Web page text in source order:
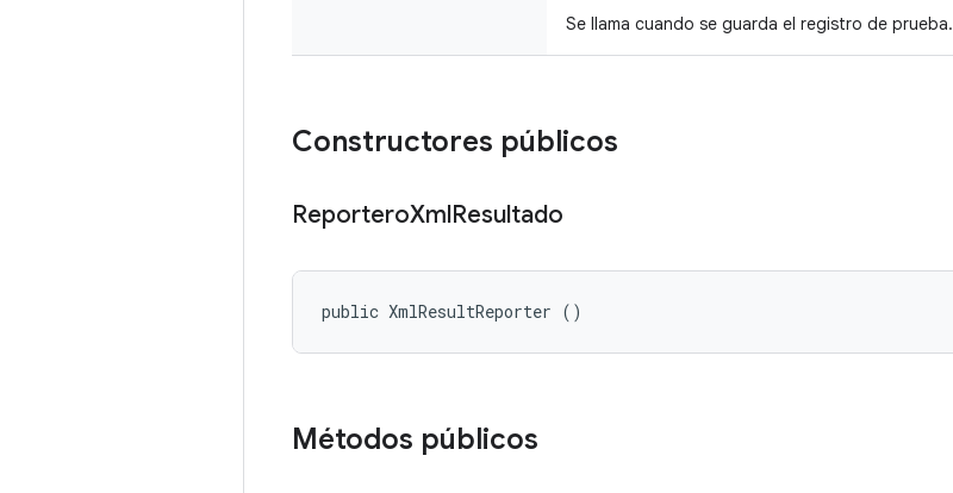
Se llama cuando se guarda el registro de prueba.
Constructores públicos
ReporteroXmlResultado
public XmlResultReporter ()
Métodos públicos